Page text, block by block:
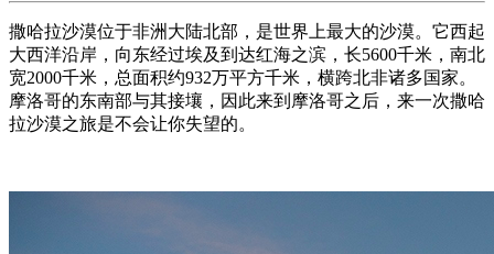
撒哈拉沙漠位于非洲大陆北部，是世界上最大的沙漠。它西起
大西洋沿岸，向东经过埃及到达红海之滨，长5600千米，南北
宽2000千米，总面积约932万平方千米，横跨北非诸多国家。
摩洛哥的东南部与其接壤，因此来到摩洛哥之后，来一次撒哈
拉沙漠之旅是不会让你失望的。